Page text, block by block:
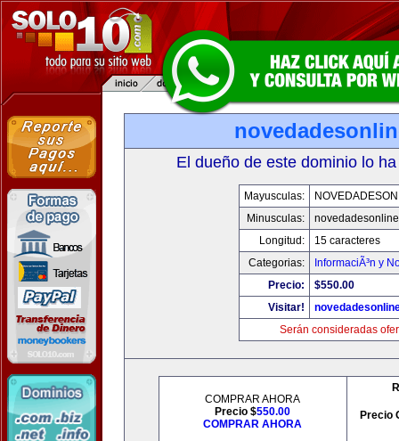
El dueño de este dominio lo
Mayusculas:
Minusculas:
Longitud:
15 caracteres
Categorias:
InformaciÃ³n y
Precio:
$550.00
Visitar!
Serán consideradas
COMPRAR AHORA
Precio $550.00
COMPRAR AHORA
Precio